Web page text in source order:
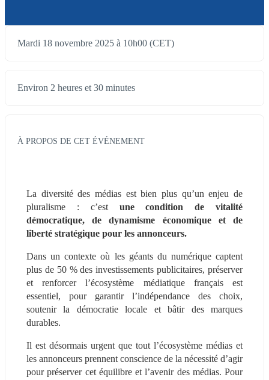
Mardi 18 novembre 2025 à 10h00 (CET)
Environ 2 heures et 30 minutes
À PROPOS DE CET ÉVÉNEMENT
La diversité des médias est bien plus qu’un enjeu de
pluralisme : c’est une condition de vitalité
démocratique, de dynamisme économique et de
liberté stratégique pour les annonceurs.
Dans un contexte où les géants du numérique captent
plus de 50 % des investissements publicitaires, préserver
et renforcer l’écosystème médiatique français est
essentiel, pour garantir l’indépendance des choix,
soutenir la démocratie locale et bâtir des marques
durables.
Il est désormais urgent que tout l’écosystème médias et
les annonceurs prennent conscience de la nécessité d’agir
pour préserver cet équilibre et l’avenir des médias. Pour